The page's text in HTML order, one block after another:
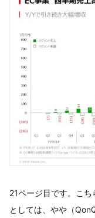
21ページ目です。こ
としては、やや（